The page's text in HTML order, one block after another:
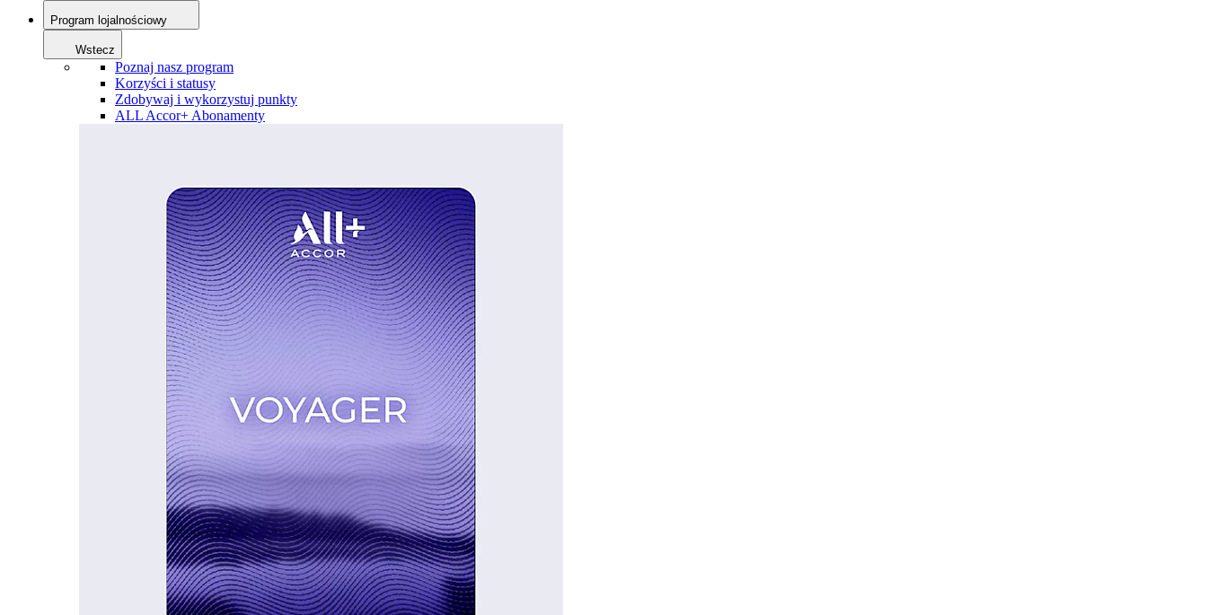
Program lojalnościowy
Wstecz
Poznaj nasz program
Korzyści i statusy
Zdobywaj i wykorzystuj punkty
ALL Accor+ Abonamenty